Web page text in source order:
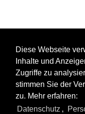
Diese Webseite
Inhalte und
Zugriffe zu
stimmen Sie der
zu. Mehr erfahren:
Datenschutz ,